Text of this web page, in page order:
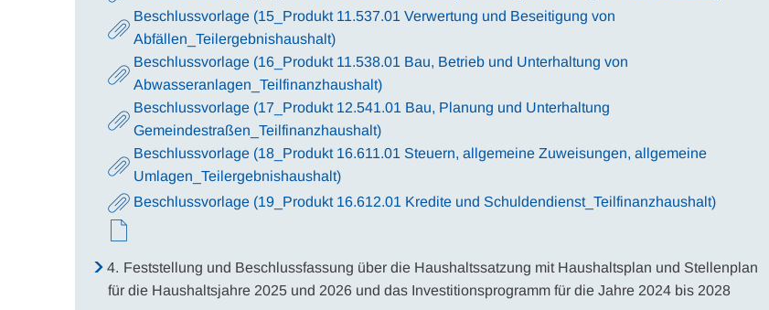
Beschlussvorlage (15_Produkt 11.537.01 Verwertung und Beseitigung von
Abfällen_Teilergebnishaushalt)
Beschlussvorlage (16_Produkt 11.538.01 Bau, Betrieb und Unterhaltung von
Abwasseranlagen_Teilfinanzhaushalt)
Beschlussvorlage (17_Produkt 12.541.01 Bau, Planung und Unterhaltung
Gemeindestraßen_Teilfinanzhaushalt)
Beschlussvorlage (18_Produkt 16.611.01 Steuern, allgemeine Zuweisungen, allgemeine
Umlagen_Teilergebnishaushalt)
Beschlussvorlage (19_Produkt 16.612.01 Kredite und Schuldendienst_Teilfinanzhaushalt)
4. Feststellung und Beschlussfassung über die Haushaltssatzung mit Haushaltsplan und Stellenplan
für die Haushaltsjahre 2025 und 2026 und das Investitionsprogramm für die Jahre 2024 bis 2028